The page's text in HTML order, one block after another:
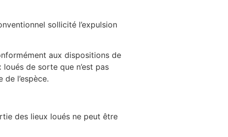
sollicité l’expulsion
aux dispositions de
de sorte que n’est pas
l’espèce.
des lieux loués ne peut être